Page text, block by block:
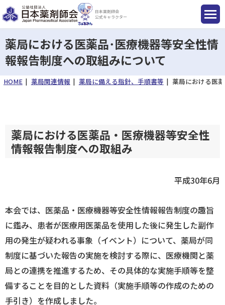
日本薬剤師会
公式キャラクター
国民のみなさまへ
会員のみなさまへ
入会のご案内
ログイン
薬局における医薬品･医療機器等安全性情
報報告制度への取組みについて
HOME 薬局関連情報 薬局に備える指針、手順書等 薬局における医
薬局における医薬品・医療機器等安全性
情報報告制度への取組み
平成30年6月
本会では、医薬品・医療機器等安全性情報報告制度の趣旨
に鑑み、患者が医療用医薬品を使用した後に発生した副作
用の発生が疑われる事象（イベント）について、薬局が同
制度に基づいた報告の実施を検討する際に、医療機関と薬
局との連携を推進するため、その具体的な実施手順等を整
備することを目的とした資料（実施手順等の作成のための
手引き）を作成しました。